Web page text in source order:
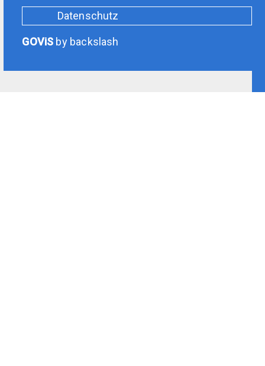
Datenschutz
GOViS by backslash